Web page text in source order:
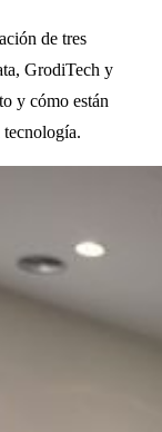
de tres
GrodiTech y
y cómo están